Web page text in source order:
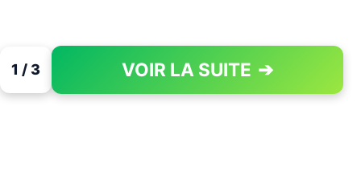
1 / 3 VOIR LA SUITE ➔
PAGE 1 OF 3